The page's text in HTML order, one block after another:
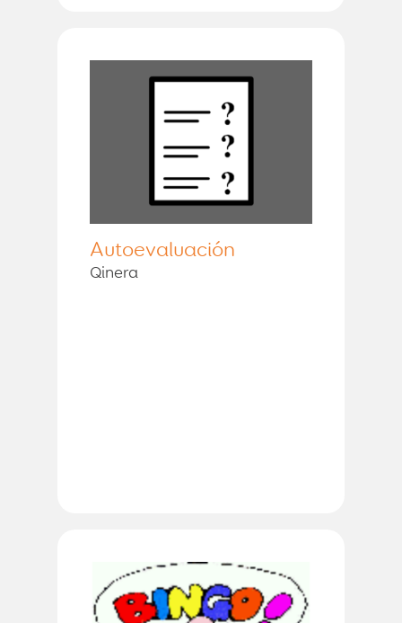
Autoevaluación
Qinera